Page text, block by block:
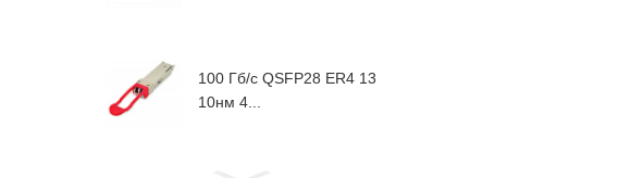
100 Гб/с QSFP28 ER4 13
10нм 4...